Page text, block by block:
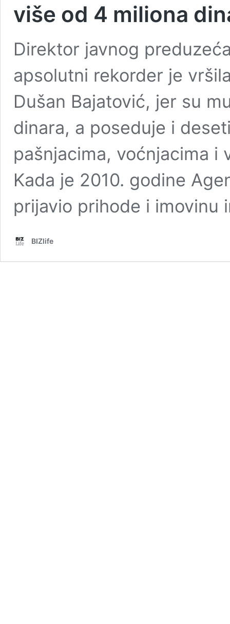
više od 4 miliona
Direktor javnog
apsolutni rekorder je
Dušan Bajatović, jer su
dinara, a poseduje i
pašnjacima, voćnjacima i
Kada je 2010. godine
prijavio prihode i
BIZlife